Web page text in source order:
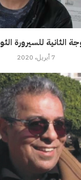
الثانية للسيرورة
7 أبريل، 2020